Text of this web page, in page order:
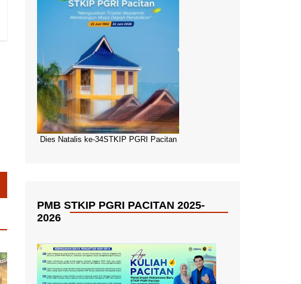
Dies Natalis ke-34STKIP PGRI Pacitan
PMB STKIP PGRI PACITAN 2025-
2026